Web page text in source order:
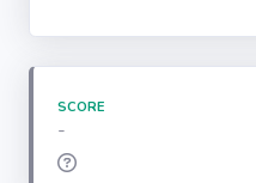
SCORE
-